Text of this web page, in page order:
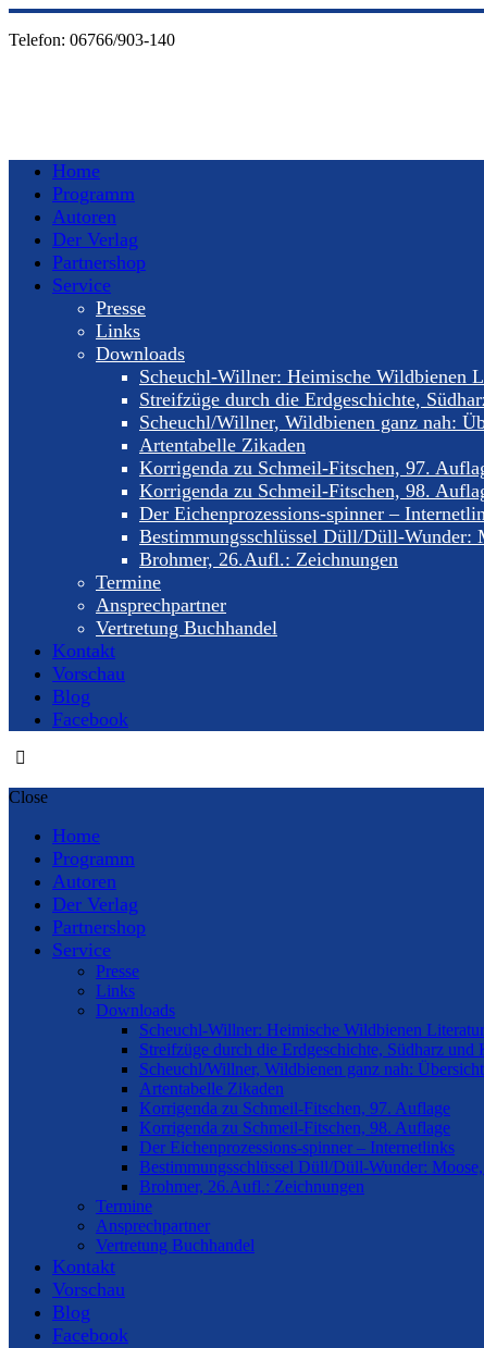
Telefon: 06766/903-140
Home
Programm
Autoren
Der Verlag
Partnershop
Service
Presse
Links
Downloads
Scheuchl-Willner: Heimische Wildbienen
Streifzüge durch die Erdgeschichte,
Scheuchl/Willner, Wildbienen ganz nah:
Artentabelle Zikaden
Korrigenda zu Schmeil-Fitschen, 97.
Korrigenda zu Schmeil-Fitschen, 98.
Der Eichenprozessions-spinner –
Bestimmungsschlüssel Düll/Düll-Wunder:
Brohmer, 26.Aufl.: Zeichnungen
Termine
Ansprechpartner
Vertretung Buchhandel
Kontakt
Vorschau
Blog
Facebook
Close
Home
Programm
Autoren
Der Verlag
Partnershop
Service
Presse
Links
Downloads
Scheuchl-Willner: Heimische Wildbienen
Streifzüge durch die Erdgeschichte, Südharz
Scheuchl/Willner, Wildbienen ganz nah:
Artentabelle Zikaden
Korrigenda zu Schmeil-Fitschen, 97. Auflage
Korrigenda zu Schmeil-Fitschen, 98. Auflage
Der Eichenprozessions-spinner – Internetlinks
Bestimmungsschlüssel Düll/Düll-Wunder:
Brohmer, 26.Aufl.: Zeichnungen
Termine
Ansprechpartner
Vertretung Buchhandel
Kontakt
Vorschau
Blog
Facebook